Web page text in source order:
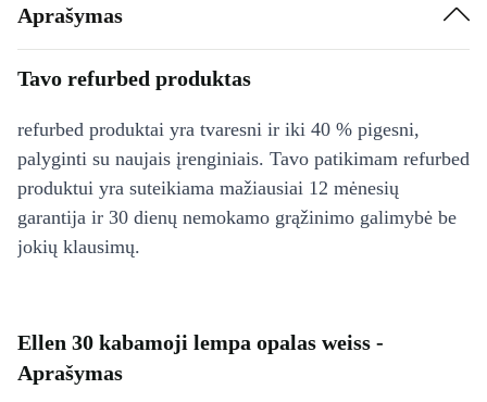
Aprašymas
Tavo refurbed produktas
refurbed produktai yra tvaresni ir iki 40 % pigesni,
palyginti su naujais įrenginiais. Tavo patikimam refurbed
produktui yra suteikiama mažiausiai 12 mėnesių
garantija ir 30 dienų nemokamo grąžinimo galimybė be
jokių klausimų.
Ellen 30 kabamoji lempa opalas weiss -
Aprašymas